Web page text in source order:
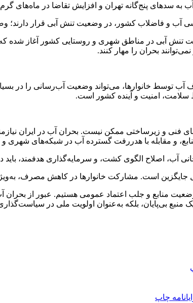
به سدهای پنج‌گانه تهران و افزایش تقاضا در
با هدف مدیریت شرایط موجود، ۱۹۲ پروژه مدیریت تنش آبی در مناطق شهری
بحران را مهار کنند.
صرفه‌جویی ۱۵ تا ۲۰ درصدی در مصرف آب توسط خانوارها، می‌تواند
سلامت، امنیت و آینده کشور است.
فنی و زیرساختی ممکن نیست. بحران آب در ایران
و مقابله با هدررفت گسترده آب در شبکه‌های شهری و
آب، اصلاح الگوی کشت، و سرمایه‌گذاری هدفمند،
است. مشارکت خانوارها در کاهش مصرف،
منابع و جلب اعتماد عمومی هستیم. عبور از بحران آب،
بی‌پایان، بلکه به‌عنوان اولویت ملی در
چاپ